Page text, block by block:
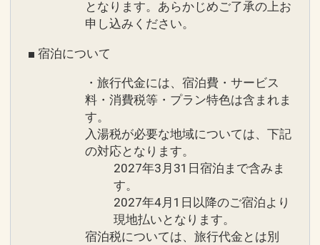
ド・ベビーベッドを1室1台まで無料でご
用意いたします。
にお問い合わせください。
※無料のお子様の朝食・スパ利用料等
は、別途有料となります。
⇒お問い合わせ先：03-3943-
0996（9:00～20：00)
設定期間：2021年12月17日～2026年12
インターネットコース番号：DP-2-
200000000955
となります。あらかじめご了承の上お
申し込みください。
■ 宿泊について
・旅行代金には、宿泊費・サービス
料・消費税等・プラン特色は含まれま
す。
入湯税が必要な地域については、下記
の対応となります。
2027年3月31日宿泊まで含みま
す。
2027年4月1日以降のご宿泊より
現地払いとなります。
宿泊税については、旅行代金とは別